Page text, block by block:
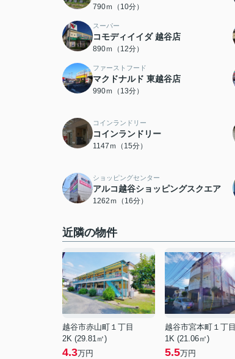
790ｍ（10分）
スーパー
コモディイイダ 越谷店
890ｍ（12分）
ファーストフード
マクドナルド 東越谷店
990ｍ（13分）
コインランドリー
コインランドリー
1147ｍ（15分）
ショッピングセンター
アルコ越谷ショッピングスクエア
1262ｍ（16分）
近隣の物件
越谷市赤山町１丁目
2K (29.81㎡)
4.3万円
越谷市宮本町１丁目
1K (21.06㎡)
5.5万円